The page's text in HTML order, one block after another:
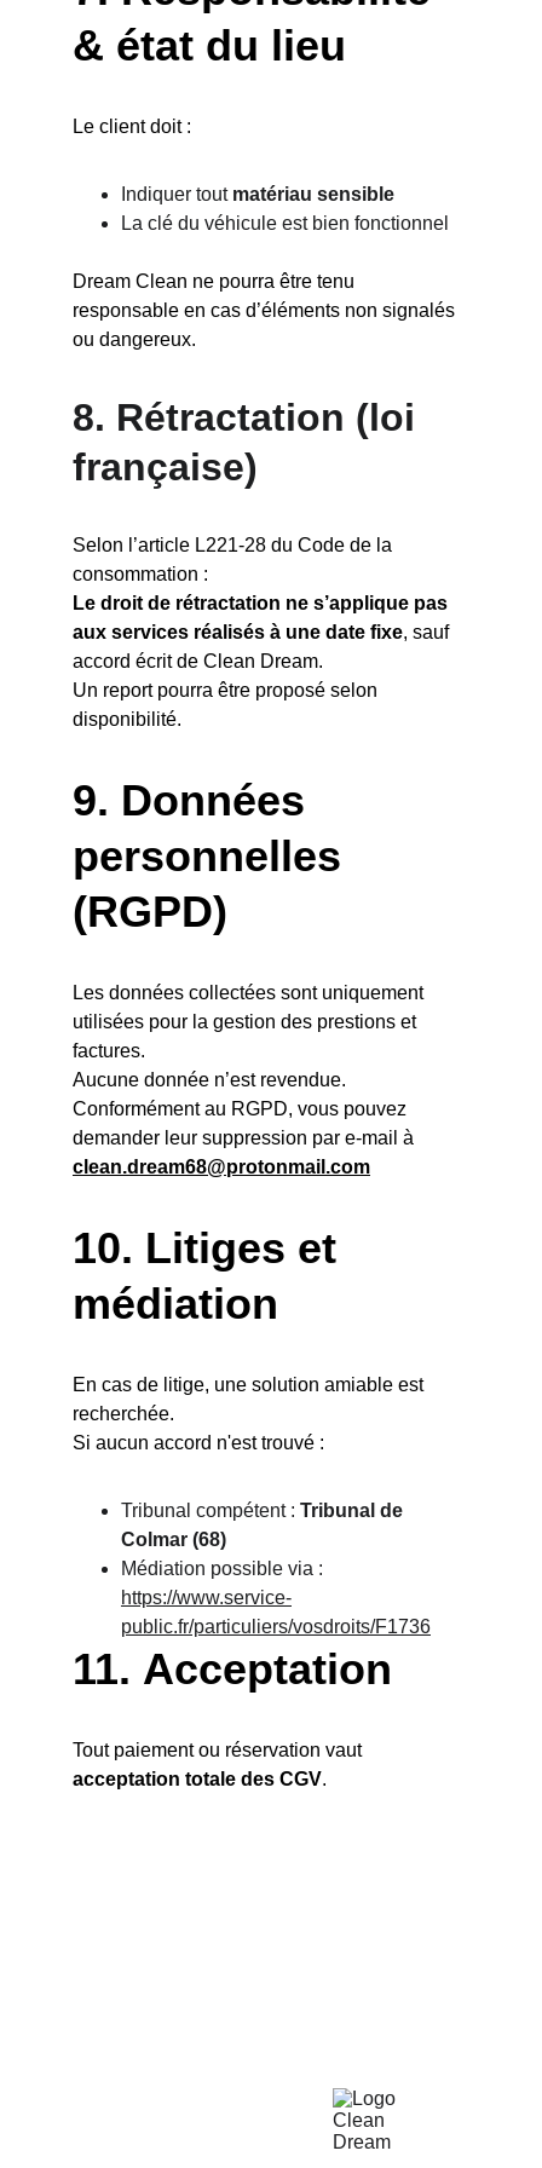
& état du lieu
Le client doit :
Indiquer tout matériau sensible
La clé du véhicule est bien fonctionnel
Dream Clean ne pourra être tenu
responsable en cas d’éléments non signalés
ou dangereux.
8. Rétractation (loi
française)
Selon l’article L221-28 du Code de la
consommation :
Le droit de rétractation ne s’applique pas
aux services réalisés à une date fixe, sauf
accord écrit de Clean Dream.
Un report pourra être proposé selon
disponibilité.
9. Données
personnelles
(RGPD)
Les données collectées sont uniquement
utilisées pour la gestion des prestions et
factures.
Aucune donnée n’est revendue.
Conformément au RGPD, vous pouvez
demander leur suppression par e-mail à
clean.dream68@protonmail.com
10. Litiges et
médiation
En cas de litige, une solution amiable est
recherchée.
Si aucun accord n'est trouvé :
Tribunal compétent : Tribunal de
Colmar (68)
Médiation possible via :
https://www.service-
public.fr/particuliers/vosdroits/F1736
11. Acceptation
Tout paiement ou réservation vaut
acceptation totale des CGV.